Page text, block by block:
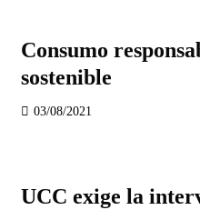
Consumo
sostenible
03/08/2021
UCC exige la